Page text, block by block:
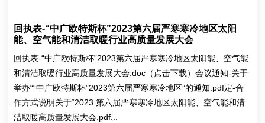
回执表-“中广欧特斯杯”2023第六届严寒寒冷地区太阳
能、空气能和清洁取暖行业高质量发展大会
回执表-“中广欧特斯杯”2023第六届严寒寒冷地区太阳能、空气能
和清洁取暖行业高质量发展大会.doc（点击下载）会议通知-关于
举办““中广欧特斯杯”2023第六届严寒寒冷地区”的通知.pdf定-合
作方式说明关于“2023 第六届严寒寒冷地区太阳能、空气能和清
洁取暖高质量发展大会.pdf...